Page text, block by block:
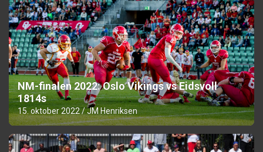
NM-finalen 2022: Oslo Vikings vs Eidsvoll
1814s
15. oktober 2022 JM Henriksen